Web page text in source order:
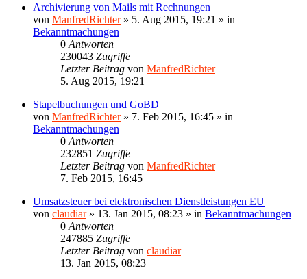
Archivierung von Mails mit Rechnungen
von ManfredRichter» 5. Aug 2015, 19:21 » in
Bekanntmachungen
0 Antworten
230043 Zugriffe
Letzter Beitrag von ManfredRichter
5. Aug 2015, 19:21
Stapelbuchungen und GoBD
von ManfredRichter» 7. Feb 2015, 16:45 » in
Bekanntmachungen
0 Antworten
232851 Zugriffe
Letzter Beitrag von ManfredRichter
7. Feb 2015, 16:45
Umsatzsteuer bei elektronischen Dienstleistungen EU
von claudiar» 13. Jan 2015, 08:23 » in Bekanntmachungen
0 Antworten
247885 Zugriffe
Letzter Beitrag von claudiar
13. Jan 2015, 08:23